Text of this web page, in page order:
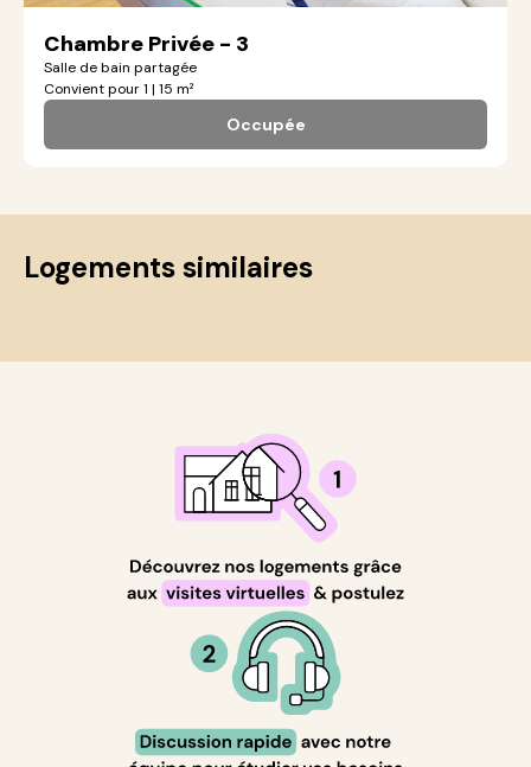
Chambre Privée - 3
Salle de bain partagée
Convient pour 1 | 15 m²
Occupée
Logements similaires